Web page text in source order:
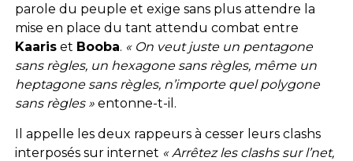
parole du peuple et exige sans plus attendre la
mise en place du tant attendu combat entre
Kaariset Booba. « On veut juste un pentagone
sans règles, un hexagone sans règles, même un
heptagone sans règles, n’importe quel polygone
sans règles » entonne-t-il.
Il appelle les deux rappeurs à cesser leurs clashs
interposés sur internet « Arrêtez les clashs sur l’net,